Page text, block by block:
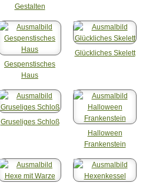
Gestalten
Gespenstisches
Haus
Glückliches Skelett
Gruseliges Schloß
Halloween
Frankenstein